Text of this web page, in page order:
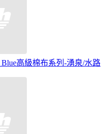
高級棉布系列-湧泉/水路